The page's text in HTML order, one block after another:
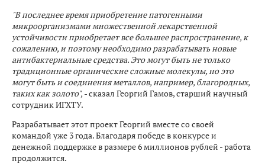
"В последнее время приобретение патогенными
микроорганизмами множественной лекарственной
устойчивости приобретает все большее распространение, к
сожалению, и поэтому необходимо разрабатывать новые
антибактериальные средства. Это могут быть не только
традиционные органические сложные молекулы, но это
могут быть и соединения металлов, например, благородных,
таких как золото", - сказал Георгий Гамов, старший научный
сотрудник ИГХТУ.
Разрабатывает этот проект Георгий вместе со своей
командой уже 3 года. Благодаря победе в конкурсе и
денежной поддержке в размере 6 миллионов рублей - работа
продолжится.